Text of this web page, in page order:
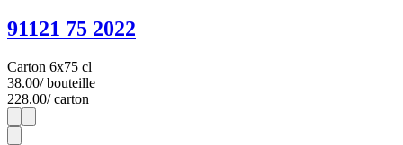
91121 75 2022
Carton 6x75 cl
38.00/ bouteille
228.00/ carton
1